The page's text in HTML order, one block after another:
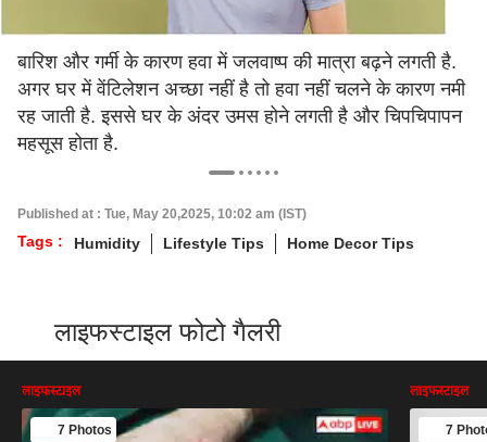
बारिश और गर्मी के कारण हवा में जलवाष्प की मात्रा बढ़ने लगती है.
अगर घर में वेंटिलेशन अच्छा नहीं है तो हवा नहीं चलने के कारण नमी
रह जाती है. इससे घर के अंदर उमस होने लगती है और चिपचिपापन
महसूस होता है.
Published at : Tue, May 20,2025, 10:02 am (IST)
Tags : Humidity Lifestyle Tips Home Decor Tips
लाइफस्टाइल फोटो गैलरी
लाइफस्टाइल
7 Photos
लाइफस्टाइल
7